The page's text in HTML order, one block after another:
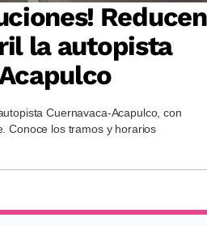
Reducen
la autopista
Cuernavaca-Acapulco, con
Conoce los tramos y horarios